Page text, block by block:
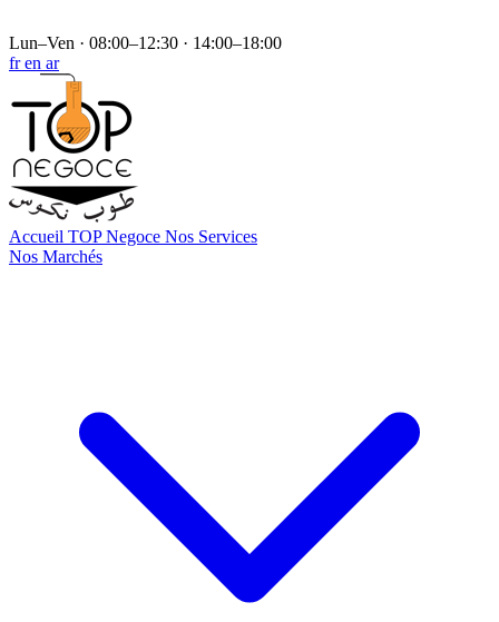
Lun–Ven · 08:00–12:30 · 14:00–18:00
fren ar
Accueil TOP Negoce Nos Services
Nos Marchés